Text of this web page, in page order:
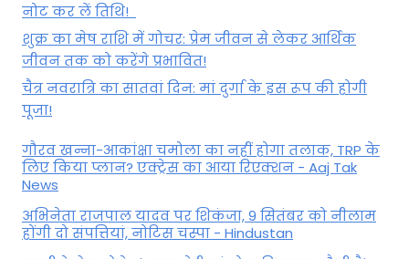
नोट कर लें तिथि!
शुक्र का मेष राशि में गोचर: प्रेम जीवन से लेकर आर्थिक
जीवन तक को करेंगे प्रभावित!
चैत्र नवरात्रि का सातवां दिन: मां दुर्गा के इस रूप की होगी
पूजा!
गौरव खन्ना-आकांक्षा चमोला का नहीं होगा तलाक, TRP के
लिए किया प्लान? एक्ट्रेस का आया रिएक्शन - Aaj Tak
News
अभिनेता राजपाल यादव पर शिकंजा, 9 सितंबर को नीलाम
होंगी दो संपत्तियां, नोटिस चस्पा - Hindustan